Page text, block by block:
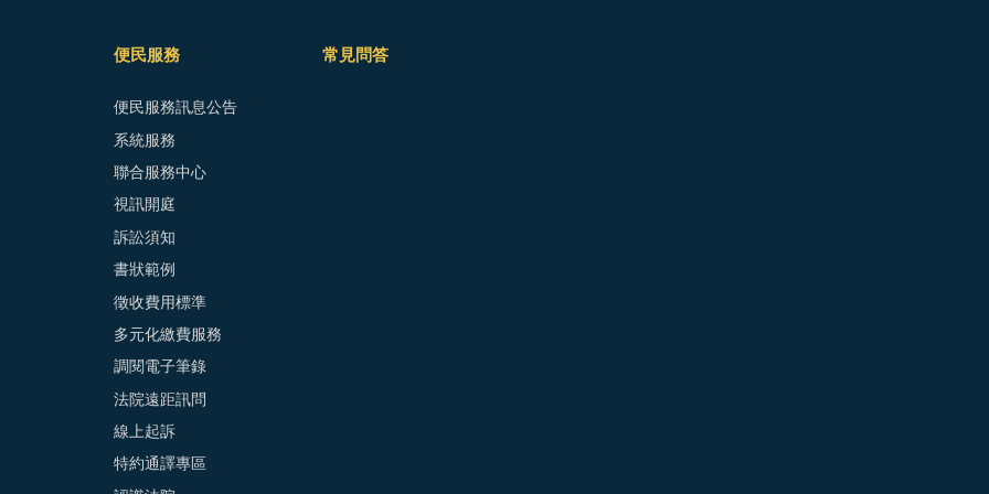
便民服務
便民服務訊息公告
系統服務
聯合服務中心
視訊開庭
訴訟須知
書狀範例
徵收費用標準
多元化繳費服務
調閱電子筆錄
法院遠距訊問
線上起訴
特約通譯專區
常見問答